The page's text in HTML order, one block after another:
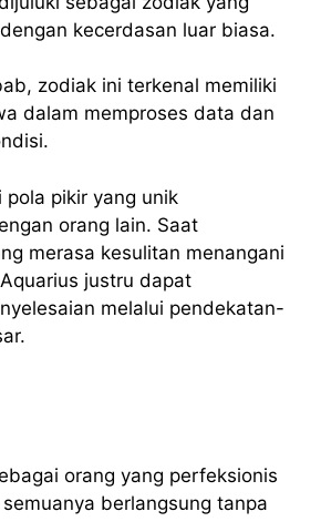
kecerdasan luar biasa.
zodiak ini terkenal memiliki
dalam memproses data dan
pola pikir yang unik
orang lain. Saat
merasa kesulitan menangani
justru dapat
melalui pendekatan-
orang yang perfeksionis
berlangsung tanpa